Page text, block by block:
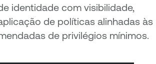
identidade com visibilidade,
de políticas alinhadas às
de privilégios mínimos.